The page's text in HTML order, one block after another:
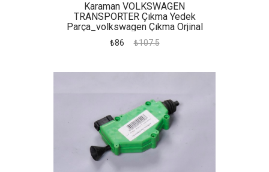
Karaman VOLKSWAGEN
TRANSPORTER Çıkma Yedek
Parça_volkswagen Çıkma Orjinal
Yedek Parça Transporter 2,5 Karter
₺86 ₺107.5